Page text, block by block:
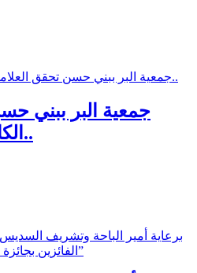
جمعية البر ببني
الكاملة في الحوكم..